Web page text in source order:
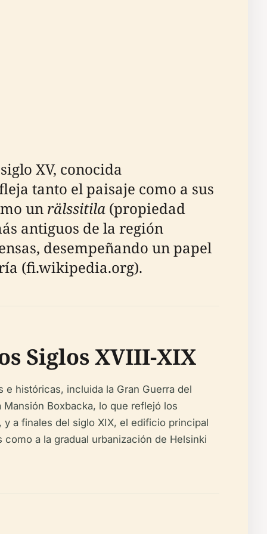
XV, conocida
tanto el paisaje como a sus
un rälssitila (propiedad
antiguos de la región
desempeñando un papel
(fi.wikipedia.org).
Siglos XVIII-XIX
históricas, incluida la Gran Guerra del
Mansión Boxbacka, lo que reflejó los
a finales del siglo XIX, el edificio principal
a la gradual urbanización de Helsinki